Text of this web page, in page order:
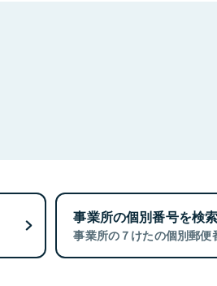
事業所の個別番号を検
事業所の７けたの個別郵便